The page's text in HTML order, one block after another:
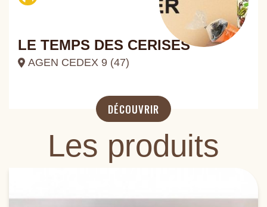
LE TEMPS DES CERISES
AGEN CEDEX 9 (47)
DÉCOUVRIR
Les produits